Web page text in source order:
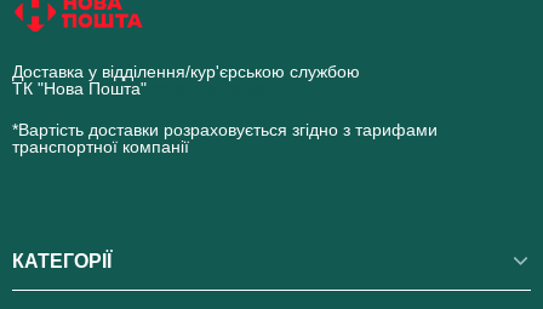
Доставка у відділення/кур'єрською службою
ТК "Нова Пошта"
*Вартість доставки розраховується згідно з тарифами
транспортної компанії
КАТЕГОРІЇ